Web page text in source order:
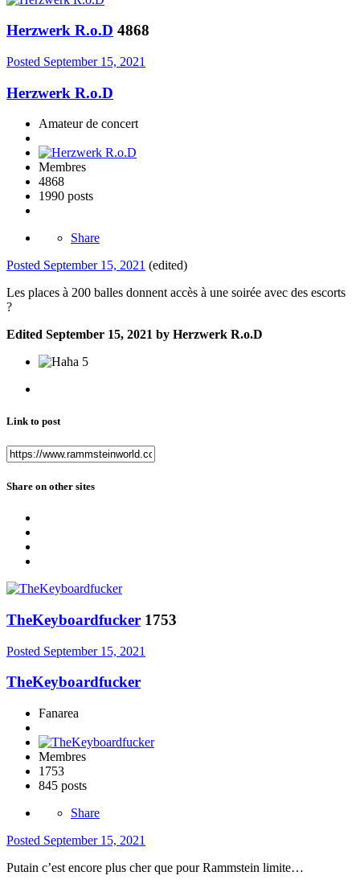
Herzwerk R.o.D 4868
Posted September 15, 2021
Herzwerk R.o.D
Amateur de concert
Membres
4868
1990 posts
Share
Posted September 15, 2021 (edited)
Les places à 200 balles donnent accès à une soirée avec des escorts
?
Edited September 15, 2021 by Herzwerk R.o.D
5
Link to post
Share on other sites
TheKeyboardfucker 1753
Posted September 15, 2021
TheKeyboardfucker
Fanarea
Membres
1753
845 posts
Share
Posted September 15, 2021
Putain c’est encore plus cher que pour Rammstein limite…